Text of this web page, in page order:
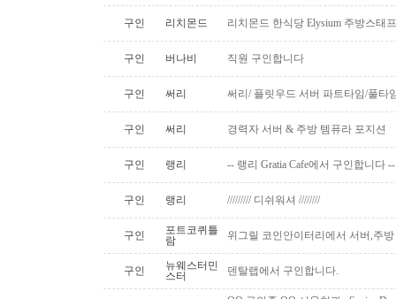
구인 리치몬드 리치몬드 한식당 Elysium 주방스태
구인 버나비 직원 구인합니다
구인 써리 써리/ 플릿우드 서버 파트타임/풀타
구인 써리 경력자 서버 & 주방 템퓨라 포지션
구인 랭리 -- 랭리 Gratia Cafe에서 구인합니다 --
구인 랭리 ///////// 디쉬워셔 ////////
구인
포트코퀴틀
람
위그릴 코인안이터리에서 서버,주
구인
뉴웨스터민
스터
덴탈랩에서 구인합니다.